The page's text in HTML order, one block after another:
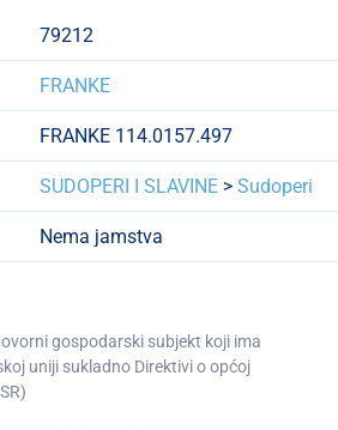
79212
FRANKE
FRANKE 114.0157.497
SUDOPERI I SLAVINE> Sudoperi
Nema jamstva
gospodarski subjekt koji ima
uniji sukladno Direktivi o općoj